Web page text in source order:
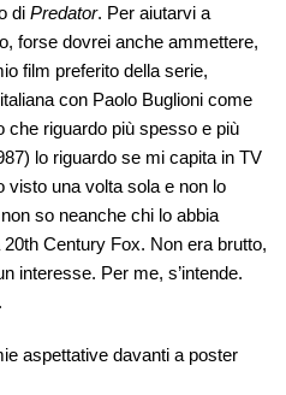
di Predator. Per aiutarvi a
forse dovrei anche ammettere,
film preferito della serie,
con Paolo Buglioni come
che riguardo più spesso e più
lo riguardo se mi capita in TV
visto una volta sola e non lo
so neanche chi lo abbia
Century Fox. Non era brutto,
interesse. Per me, s’intende.
aspettative davanti a poster